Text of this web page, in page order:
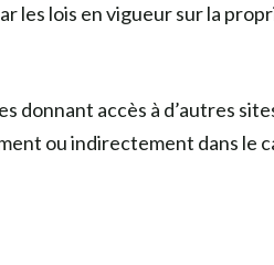
les lois en vigueur sur la
donnant accès à d’autres
ou indirectement dans le